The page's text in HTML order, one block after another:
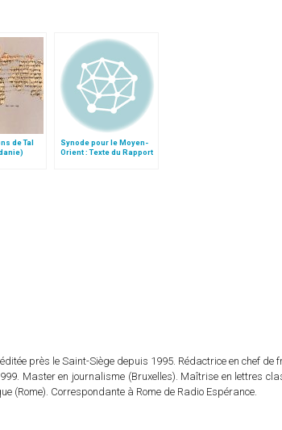
de Tal
Synode pour le Moyen-
Orient : Texte du Rapport
près le Saint-Siège depuis 1995. Rédactrice en chef de
Master en journalisme (Bruxelles). Maîtrise en lettres
(Rome). Correspondante à Rome de Radio Espérance.